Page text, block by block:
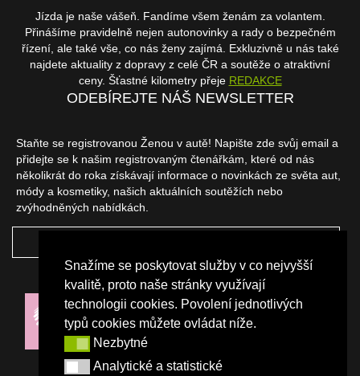
Snažíme se poskytovat služby v co nejvyšší
kvalitě, proto naše stránky využívají
technologii cookies. Povolení jednotlivých
typů cookies můžete ovládat níže.
NezbytnéNezbytné
Analytické a statistické
Analytické a statistické
Jízda je naše vášeň. Fandíme všem ženám za volantem.
Přinášíme pravidelně nejen autonovinky a rady o bezpečném
řízení, ale také vše, co nás ženy zajímá. Exkluzivně u nás také
najdete aktuality z dopravy z celé ČR a soutěže o atraktivní
ceny. Šťastné kilometry přeje REDAKCE
ODEBÍREJTE NÁŠ NEWSLETTER
Staňte se registrovanou Ženou v autě! Napište zde svůj email a
přidejte se k našim registrovaným čtenářkám, které od nás
několikrát do roka získávají informace o novinkách ze světa aut,
módy a kosmetiky, našich aktuálních soutěžích nebo
zvýhodněných nabídkách.
NAŠI PARTNEŘI